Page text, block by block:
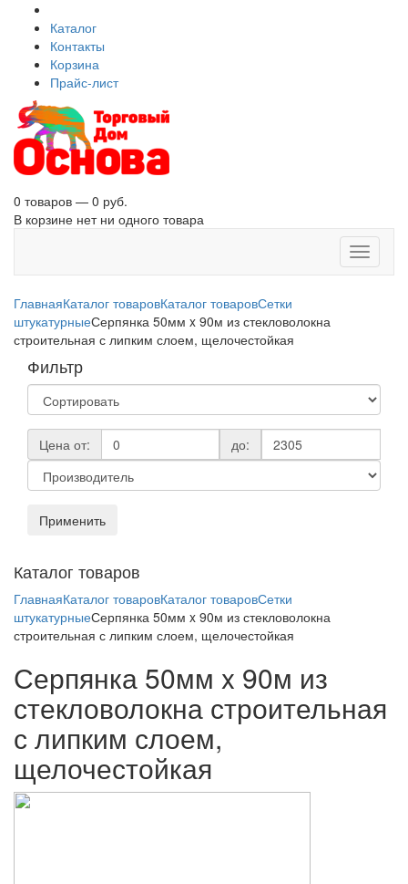
Каталог
Контакты
Корзина
Прайс-лист
0 товаров — 0 руб.
В корзине нет ни одного товара
Toggle
ГлавнаяКаталог товаровКаталог товаровСетки
штукатурныеСерпянка 50мм x 90м из стекловолокна
строительная с липким слоем, щелочестойкая
Фильтр
Цена от: до:
Применить
Каталог товаров
ГлавнаяКаталог товаровКаталог товаровСетки
штукатурныеСерпянка 50мм x 90м из стекловолокна
строительная с липким слоем, щелочестойкая
Серпянка 50мм x 90м из
стекловолокна строительная
с липким слоем,
щелочестойкая